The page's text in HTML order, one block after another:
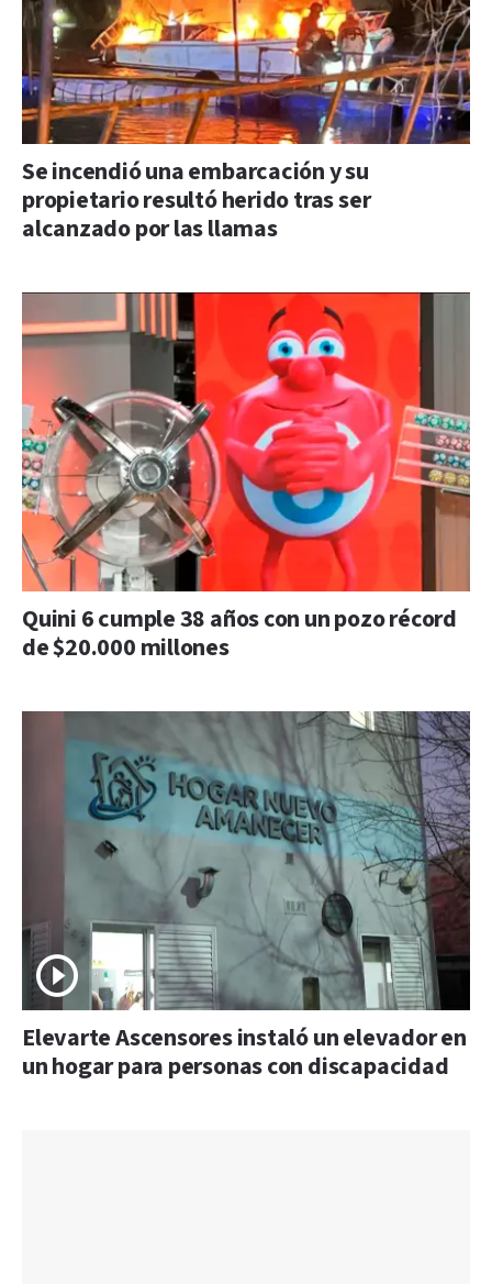
Se incendió una embarcación y su
propietario resultó herido tras ser
alcanzado por las llamas
Quini 6 cumple 38 años con un pozo récord
de $20.000 millones
Elevarte Ascensores instaló un elevador en
un hogar para personas con discapacidad